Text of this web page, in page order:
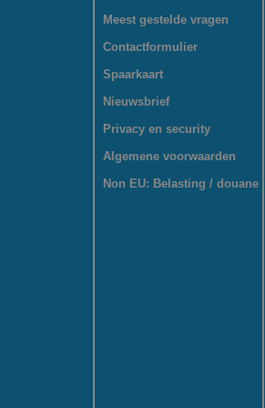
Meest gestelde vragen
Contactformulier
Spaarkaart
Nieuwsbrief
Privacy en security
Algemene voorwaarden
Non EU: Belasting / douane